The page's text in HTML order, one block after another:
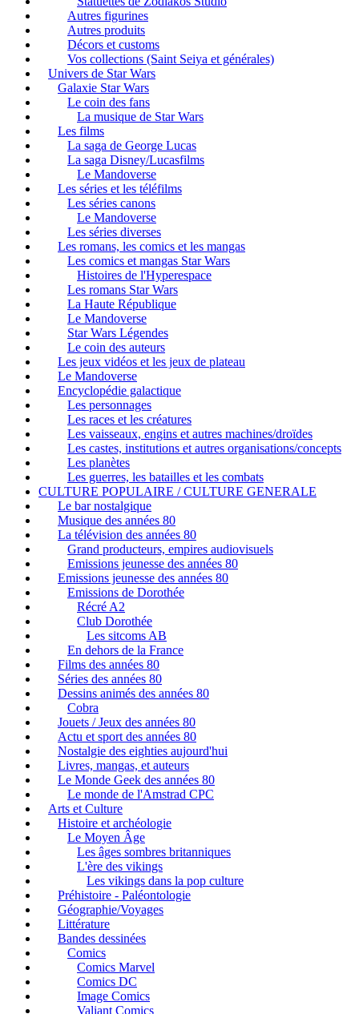
Autres figurines
Autres produits
Décors et customs
Vos collections (Saint Seiya et générales)
Univers de Star Wars
Galaxie Star Wars
Le coin des fans
La musique de Star Wars
Les films
La saga de George Lucas
La saga Disney/Lucasfilms
Le Mandoverse
Les séries et les téléfilms
Les séries canons
Le Mandoverse
Les séries diverses
Les romans, les comics et les mangas
Les comics et mangas Star Wars
Histoires de l'Hyperespace
Les romans Star Wars
La Haute République
Le Mandoverse
Star Wars Légendes
Le coin des auteurs
Les jeux vidéos et les jeux de plateau
Le Mandoverse
Encyclopédie galactique
Les personnages
Les races et les créatures
Les vaisseaux, engins et autres machines/droïdes
Les castes, institutions et autres organisations/concepts
Les planètes
Les guerres, les batailles et les combats
CULTURE POPULAIRE / CULTURE GENERALE
Le bar nostalgique
Musique des années 80
La télévision des années 80
Grand producteurs, empires audiovisuels
Emissions jeunesse des années 80
Emissions jeunesse des années 80
Emissions de Dorothée
Récré A2
Club Dorothée
Les sitcoms AB
En dehors de la France
Films des années 80
Séries des années 80
Dessins animés des années 80
Cobra
Jouets / Jeux des années 80
Actu et sport des années 80
Nostalgie des eighties aujourd'hui
Livres, mangas, et auteurs
Le Monde Geek des années 80
Le monde de l'Amstrad CPC
Arts et Culture
Histoire et archéologie
Le Moyen Âge
Les âges sombres britanniques
L'ère des vikings
Les vikings dans la pop culture
Préhistoire - Paléontologie
Géographie/Voyages
Littérature
Bandes dessinées
Comics
Comics Marvel
Comics DC
Image Comics
Valiant Comics